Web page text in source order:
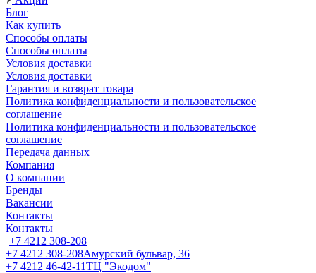
Блог
Как купить
Способы оплаты
Способы оплаты
Условия доставки
Условия доставки
Гарантия и возврат товара
Политика конфиденциальности и пользовательское
соглашение
Политика конфиденциальности и пользовательское
соглашение
Передача данных
Компания
О компании
Бренды
Вакансии
Контакты
Контакты
+7 4212 308-208
+7 4212 308-208Амурский бульвар, 36
+7 4212 46-42-11ТЦ "Экодом"